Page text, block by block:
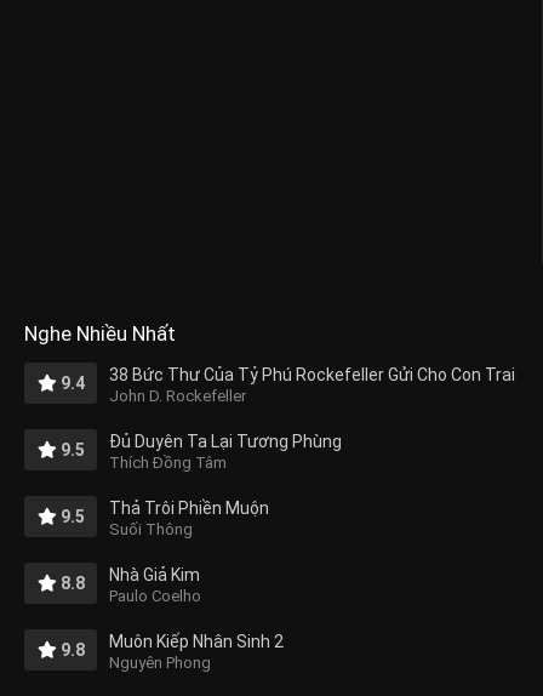
Nghe Nhiều Nhất
9.4 38 Bức Thư Của Tỷ Phú Rockefeller Gửi Cho Con Trai
John D. Rockefeller
9.5 Đủ Duyên Ta Lại Tương Phùng
Thích Đồng Tâm
9.5 Thả Trôi Phiền Muộn
Suối Thông
8.8 Nhà Giả Kim
Paulo Coelho
9.8 Muôn Kiếp Nhân Sinh 2
Nguyên Phong